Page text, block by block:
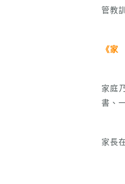
管教
《家
家庭
書、
家長